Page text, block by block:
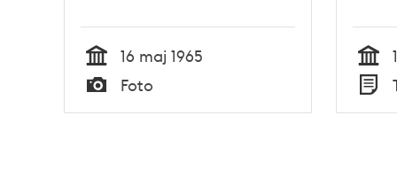
Tid
16 maj 1965
Typ
Foto Tid
Typ